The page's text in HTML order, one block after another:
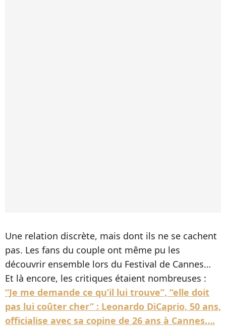
Une relation discrète, mais dont ils ne se cachent
pas. Les fans du couple ont même pu les
découvrir ensemble lors du Festival de Cannes…
Et là encore, les critiques étaient nombreuses :
“Je me demande ce qu’il lui trouve”, “elle doit
pas lui coûter cher” : Leonardo DiCaprio, 50 ans,
officialise avec sa copine de 26 ans à Cannes….